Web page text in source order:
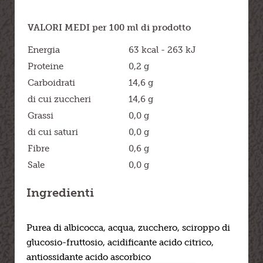
VALORI MEDI per 100 ml di prodotto
Energia
63 kcal - 263 kJ
Proteine
0,2 g
Carboidrati
14,6 g
di cui zuccheri
14,6 g
Grassi
0,0 g
di cui saturi
0,0 g
Fibre
0,6 g
Sale
0,0 g
Ingredienti
Purea di albicocca, acqua, zucchero, sciroppo di
glucosio-fruttosio, acidificante acido citrico,
antiossidante acido ascorbico